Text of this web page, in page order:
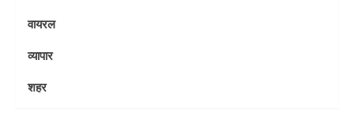
वायरल
व्यापार
शहर